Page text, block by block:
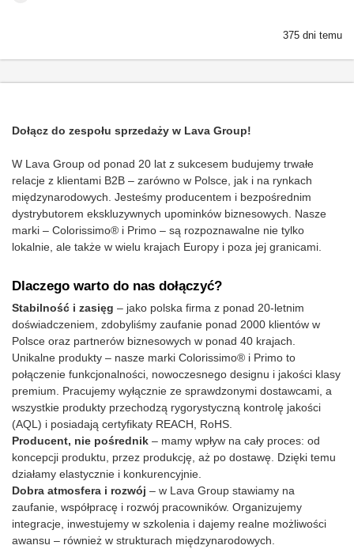
375 dni temu
Dołącz do zespołu sprzedaży w Lava Group!
W Lava Group od ponad 20 lat z sukcesem budujemy trwałe
relacje z klientami B2B – zarówno w Polsce, jak i na rynkach
międzynarodowych. Jesteśmy producentem i bezpośrednim
dystrybutorem ekskluzywnych upominków biznesowych. Nasze
marki – Colorissimo® i Primo – są rozpoznawalne nie tylko
lokalnie, ale także w wielu krajach Europy i poza jej granicami.
Dlaczego warto do nas dołączyć?
Stabilność i zasięg – jako polska firma z ponad 20-letnim
doświadczeniem, zdobyliśmy zaufanie ponad 2000 klientów w
Polsce oraz partnerów biznesowych w ponad 40 krajach.
Unikalne produkty – nasze marki Colorissimo® i Primo to
połączenie funkcjonalności, nowoczesnego designu i jakości klasy
premium. Pracujemy wyłącznie ze sprawdzonymi dostawcami, a
wszystkie produkty przechodzą rygorystyczną kontrolę jakości
(AQL) i posiadają certyfikaty REACH, RoHS.
Producent, nie pośrednik – mamy wpływ na cały proces: od
koncepcji produktu, przez produkcję, aż po dostawę. Dzięki temu
działamy elastycznie i konkurencyjnie.
Dobra atmosfera i rozwój – w Lava Group stawiamy na
zaufanie, współpracę i rozwój pracowników. Organizujemy
integracje, inwestujemy w szkolenia i dajemy realne możliwości
awansu – również w strukturach międzynarodowych.